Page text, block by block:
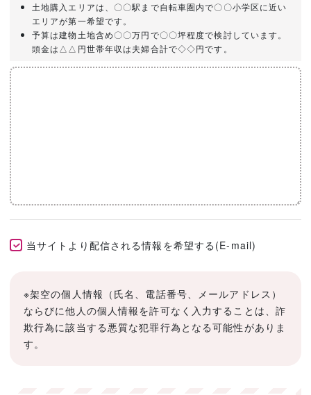
土地購入エリアは、〇〇駅まで自転車圏内で〇〇小学区に近い
エリアが第一希望です。
予算は建物土地含め〇〇万円で〇〇坪程度で検討しています。
頭金は△△円世帯年収は夫婦合計で◇◇円です。
当サイトより配信される情報を希望する(E-mail)
※架空の個人情報（氏名、電話番号、メールアドレス）
ならびに他人の個人情報を許可なく入力することは、詐
欺行為に該当する悪質な犯罪行為となる可能性がありま
す。